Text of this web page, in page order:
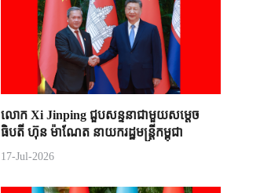
លោក Xi Jinping ជួបសន្ទនាជាមួយសម្តេច
ធិបតី ហ៊ុន ម៉ាណែត នាយករដ្ឋមន្ត្រីកម្ពុជា
17-Jul-2026